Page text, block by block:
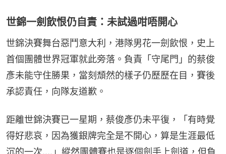
世錦一劍飲恨仍自責：未試過咁唔開心
世錦決賽舞台惡鬥意大利，港隊男花一劍飲恨，史上
首個團體世界冠軍就此旁落。負責「守尾門」的蔡俊
彥未能守住勝果，當刻頹然的樣子仍歷歷在目，賽後
承認責任，向隊友道歉。
距離世錦決賽已一星期，蔡俊彥仍未平復，「有時覺
得好悲哀，因為獲銀牌完全是不開心，算是生涯最低